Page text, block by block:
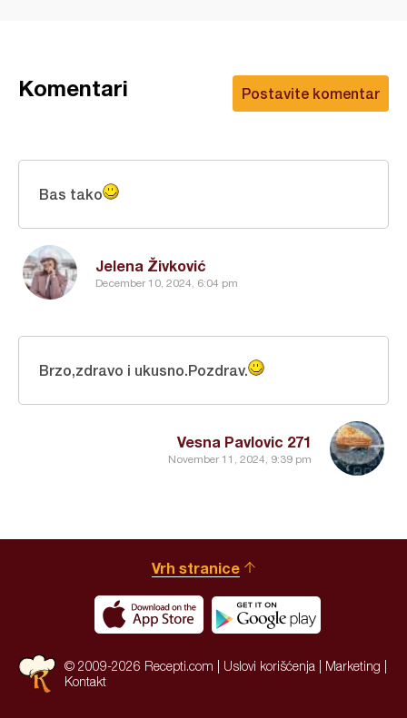
Postavite komentar
Komentari
Jelena Živković
December 10, 2024, 6:04 pm
Bas tako
Vesna Pavlovic 271
November 11, 2024, 9:39 pm
Brzo,zdravo i ukusno.Pozdrav.
Vrh stranice
© 2009-2026 Recepti.com | Uslovi korišćenja Marketing
Kontakt